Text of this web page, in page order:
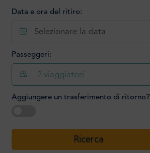
Data e ora del ritiro:
Selezionare la data
Ora
:
Minuto
Confermare
Passeggeri:
2 viaggiatori
Aggiungere un trasferimento di ritorno?
Ricerca